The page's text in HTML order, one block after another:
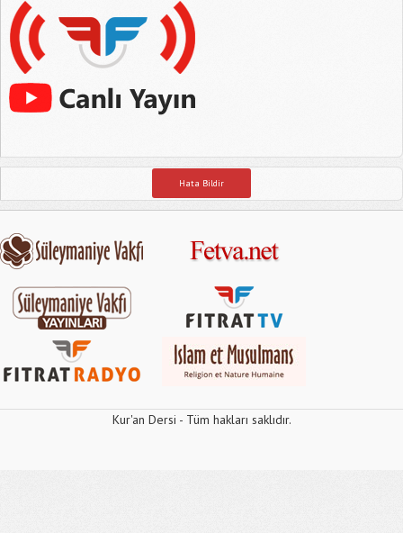
Hata Bildir
Kur'an Dersi - Tüm hakları saklıdır.